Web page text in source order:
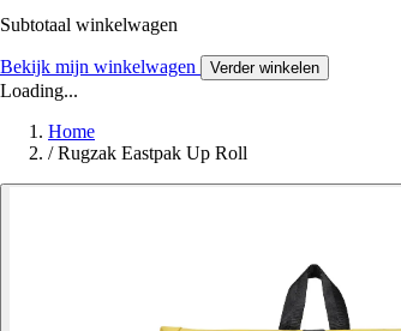
Subtotaal winkelwagen
Bekijk mijn winkelwagen Verder winkelen
Loading...
Home
/ Rugzak Eastpak Up Roll